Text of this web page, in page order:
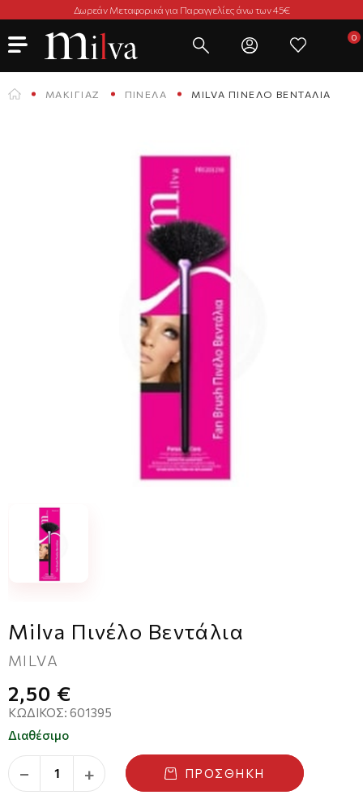
Δωρεάν Μεταφορικά για Παραγγελίες άνω των 45€
ΜΑΚΙΓΙΆΖ ΠΙΝΈΛΑ MILVA ΠΙΝΈΛΟ ΒΕΝΤΆΛΙΑ
Milva Πινέλο Βεντάλια
MILVA
2,50 €
ΚΩΔΙΚΌΣ: 601395
Διαθέσιμο
− + ΠΡΟΣΘΉΚΗ